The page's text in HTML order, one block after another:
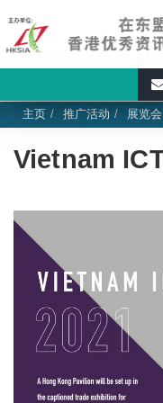
主页 推广活动 展览会
Vietnam